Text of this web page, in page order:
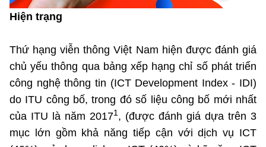
Bảo mật
Bảo mật
Chữ ký số
Giải pháp
MINISTRY OF SCIENCE AND TECHNOLOGY
Hệ thống nội bộ
Điều khoản sử dụng
Sơ đồ trang
Liên kết
Hiện trạng
Thứ hạng viễn thông Việt Nam hiện được đánh giá
chủ yếu thông qua bảng xếp hạng chỉ số phát triển
công nghệ thông tin (ICT Development Index - IDI)
do ITU công bố, trong đó số liệu công bố mới nhất
của ITU là năm 20171, (được đánh giá dựa trên 3
mục lớn gồm khả năng tiếp cận với dịch vụ ICT